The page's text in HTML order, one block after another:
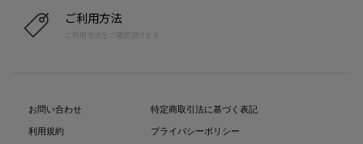
ご利用方法
ご利用方法をご確認頂けます
お問い合わせ
利用規約
特定商取引法に基づく表記
プライバシーポリシー